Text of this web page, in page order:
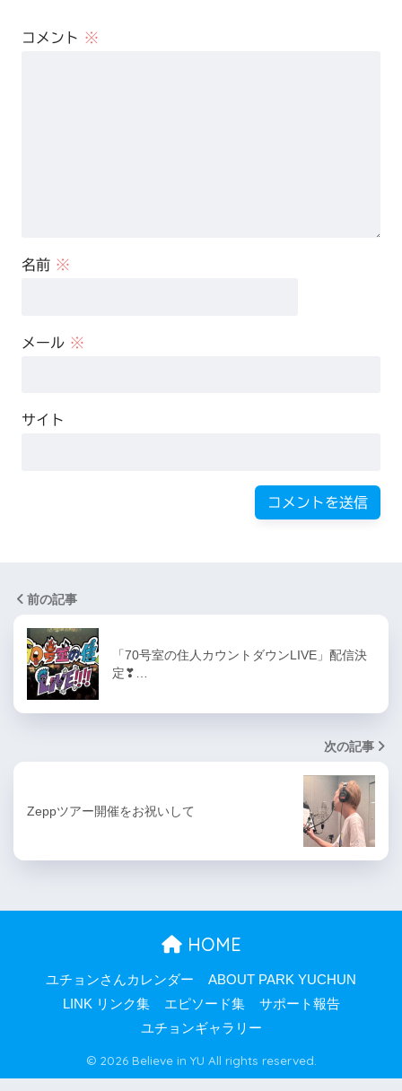
コメント ※
名前 ※
メール ※
サイト
前の記事
「70号室の住人カウントダウンLIVE」配信決
定❣…
次の記事
Zeppツアー開催をお祝いして
HOME
ユチョンさんカレンダー
ABOUT PARK YUCHUN
LINK リンク集
エピソード集
サポート報告
ユチョンギャラリー
© 2026 Believe in YU All rights reserved.